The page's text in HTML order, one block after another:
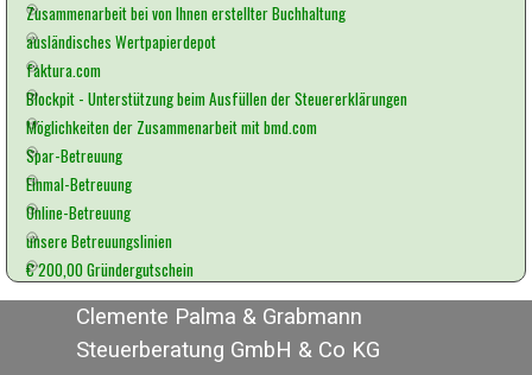
Zusammenarbeit bei von Ihnen erstellter Buchhaltung
ausländisches Wertpapierdepot
faktura.com
Blockpit - Unterstützung beim Ausfüllen der Steuererklärungen
Möglichkeiten der Zusammenarbeit mit bmd.com
Spar-Betreuung
Einmal-Betreuung
Online-Betreuung
unsere Betreuungslinien
€ 200,00 Gründergutschein
Clemente Palma & Grabmann
Steuerberatung GmbH & Co KG